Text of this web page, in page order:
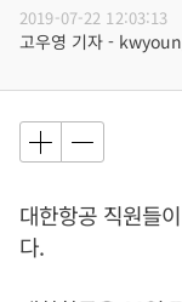
2019-07-22 12:03:13
고우영 기자 -
대한항공 직원들
다.